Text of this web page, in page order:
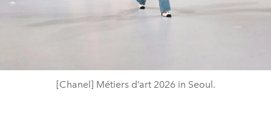
[Chanel] Métiers d’art 2026 in Seoul.